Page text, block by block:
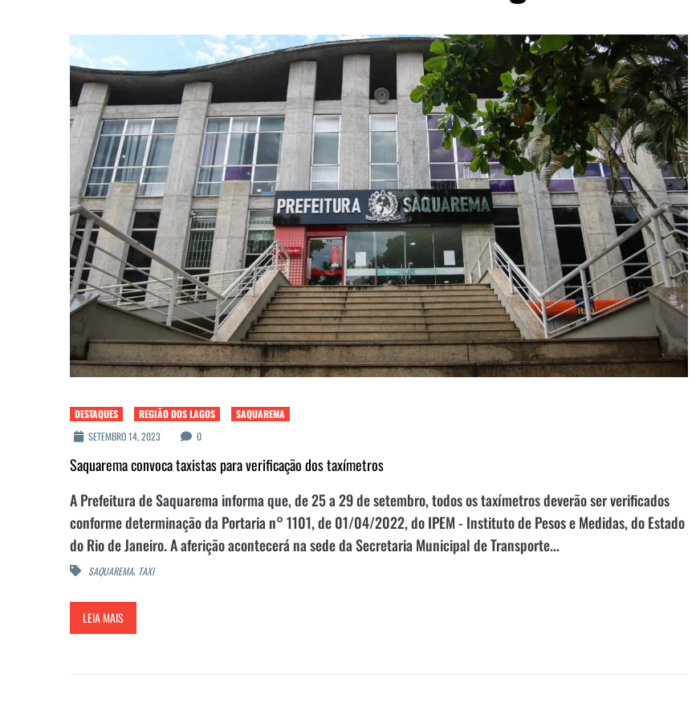
DESTAQUES REGIÃO DOS LAGOS
SAQUAREMA
SETEMBRO 14, 2023
0
Saquarema convoca taxistas para verificação dos taxímetros
A Prefeitura de Saquarema informa que, de 25 a 29 de setembro, todos os taxímetros deverão ser verificados
conforme determinação da Portaria n° 1101, de 01/04/2022, do IPEM - Instituto de Pesos e Medidas, do Estado
do Rio de Janeiro. A aferição acontecerá na sede da Secretaria Municipal de Transporte...
SAQUAREMA, TAXI
LEIA MAIS